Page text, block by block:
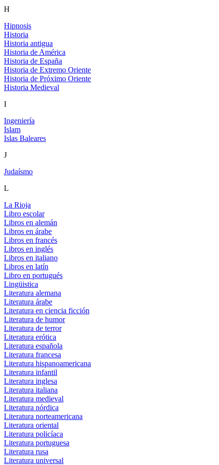
H
Hipnosis
Historia
Historia antigua
Historia de América
Historia de España
Historia de Extremo Oriente
Historia de Próximo Oriente
Historia Medieval
I
Ingeniería
Islam
Islas Baleares
J
Judaísmo
L
La Rioja
Libro escolar
Libros en alemán
Libros en árabe
Libros en francés
Libros en inglés
Libros en italiano
Libros en latín
Libro en portugués
Lingüistica
Literatura alemana
Literatura árabe
Literatura en ciencia ficción
Literatura de humor
Literatura de terror
Literatura erótica
Literatura española
Literatura francesa
Literatura hispanoamericana
Literatura infantil
Literatura inglesa
Literatura italiana
Literatura medieval
Literatura nórdica
Literatura norteamericana
Literatura oriental
Literatura policíaca
Literatura portuguesa
Literatura rusa
Literatura universal